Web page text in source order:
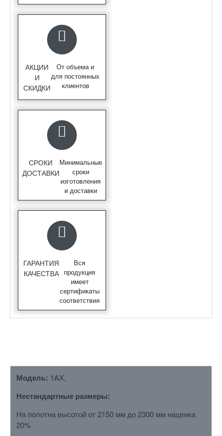
АКЦИИ
И
СКИДКИ
От объема и
для постоянных
клиентов
СРОКИ
ДОСТАВКИ
Минимальные
сроки
изготовления
и доставки
ГАРАНТИЯ
КАЧЕСТВА
Вся
продукция
имеет
сертификаты
соответствия
Модель: 1AX,
Нестандартные размеры:
На полотна высотой от 2150 мм до 2300 мм наценка
20%